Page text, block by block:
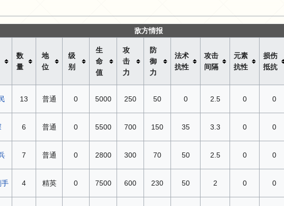
敌方情报
数
量
地
位
级
别
生
命
值
攻
击
力
防
御
力
法术
抗性
攻击
间隔
元素
抗性
损伤
抵抗
13 普通 0 5000 250 50 0 2.5 0 0
6 普通 0 5500 700 150 35 3.3 0 0
7 普通 0 2800 300 70 50 2.5 0 0
手 4 精英 0 7500 600 230 50 2 0 0